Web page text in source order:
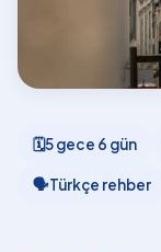
🗓5 gece 6 gün
🗣Türkçe rehber